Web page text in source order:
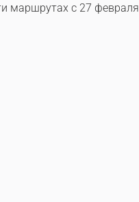
маршрутах с 27 февраля